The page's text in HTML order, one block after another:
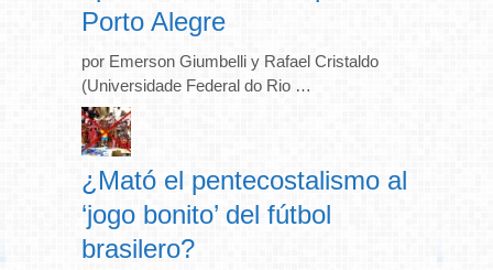
Porto Alegre
por Emerson Giumbelli y Rafael Cristaldo
(Universidade Federal do Rio …
¿Mató el pentecostalismo al
‘jogo bonito’ del fútbol
brasilero?